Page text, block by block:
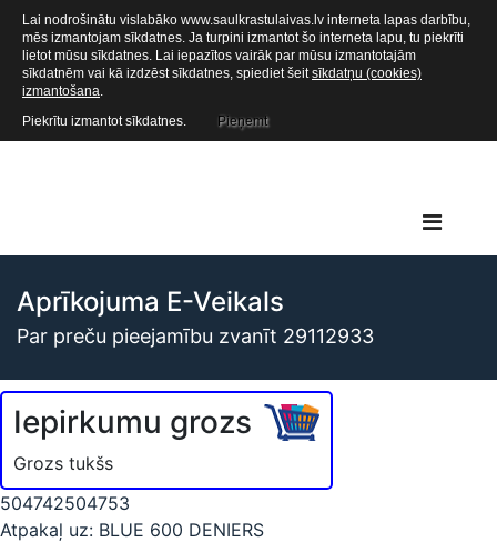
Aprīkojuma E-Veikals
Par preču pieejamību zvanīt 29112933
Iepirkumu grozs
Grozs tukšs
504742504753
Atpakaļ uz: BLUE 600 DENIERS
Lai nodrošinātu vislabāko www.saulkrastulaivas.lv interneta lapas darbību,
mēs izmantojam sīkdatnes. Ja turpini izmantot šo interneta lapu, tu piekrīti
lietot mūsu sīkdatnes. Lai iepazītos vairāk par mūsu izmantotajām
sīkdatnēm vai kā izdzēst sīkdatnes, spiediet šeitsīkdatņu (cookies)
izmantošana.
Piekrītu izmantot sīkdatnes.
Pieņemt